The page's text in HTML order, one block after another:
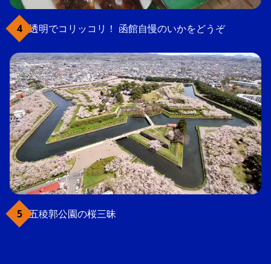
透明でコリッコリ！ 函館自慢のいかをどうぞ
五稜郭公園の桜三昧